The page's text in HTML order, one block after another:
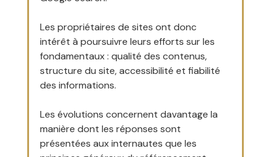
Les propriétaires de sites ont donc
intérêt à poursuivre leurs efforts sur les
fondamentaux : qualité des contenus,
structure du site, accessibilité et fiabilité
des informations.
Les évolutions concernent davantage la
manière dont les réponses sont
présentées aux internautes que les